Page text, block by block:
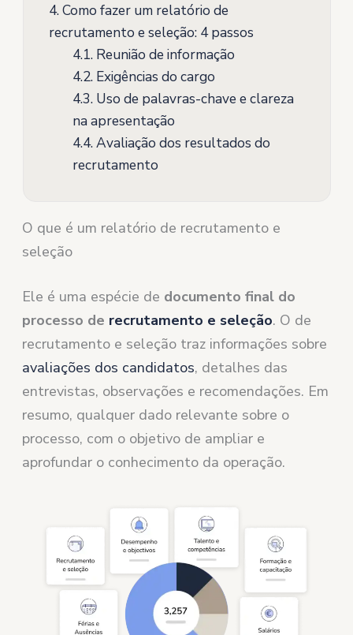
4.Como fazer um relatório de
recrutamento e seleção: 4 passos
4.1.Reunião de informação
4.2.Exigências do cargo
4.3.Uso de palavras-chave e clareza
na apresentação
4.4.Avaliação dos resultados do
recrutamento
O que é um relatório de recrutamento e
seleção
Ele é uma espécie de documento final do
processo de recrutamento e seleção. O de
recrutamento e seleção traz informações sobre
avaliações dos candidatos, detalhes das
entrevistas, observações e recomendações. Em
resumo, qualquer dado relevante sobre o
processo, com o objetivo de ampliar e
aprofundar o conhecimento da operação.